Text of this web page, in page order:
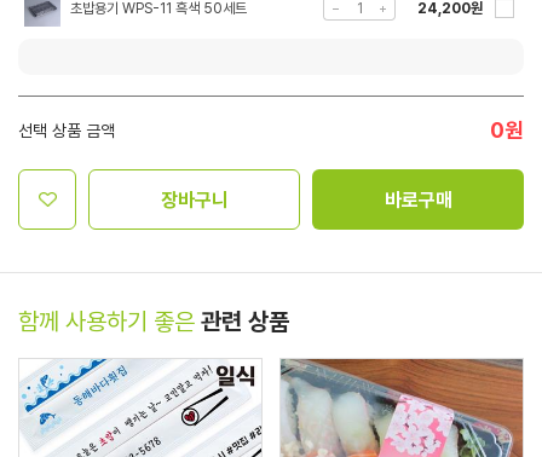
초밥용기 WPS-11 흑색 50세트 24,200원
선택 상품 금액 0원
장바구니 바로구매
함께 사용하기 좋은 관련 상품